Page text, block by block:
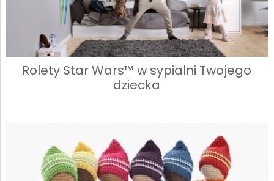
Rolety Star Wars™ w sypialni Twojego
dziecka